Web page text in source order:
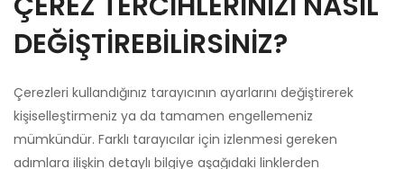
DEĞİŞTİREBİLİRSİNİZ?
Çerezleri kullandığınız tarayıcının ayarlarını değiştirerek
kişiselleştirmeniz ya da tamamen engellemeniz
mümkündür. Farklı tarayıcılar için izlenmesi gereken
adımlara ilişkin detaylı bilgiye aşağıdaki linklerden